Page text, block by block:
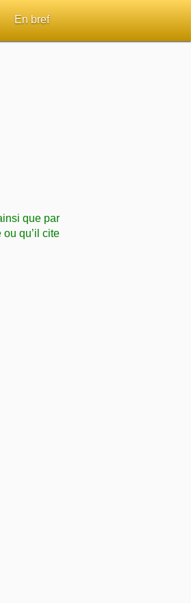
par passage
En bref
que par
qu’il cite